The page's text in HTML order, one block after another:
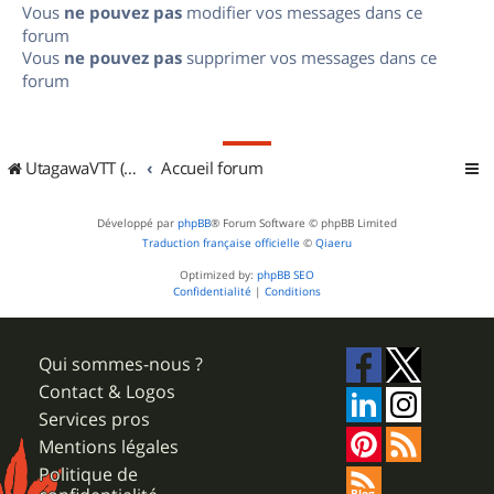
Vous ne pouvez pas modifier vos messages dans ce
forum
Vous ne pouvez pas supprimer vos messages dans ce
forum
UtagawaVTT (Randos VTT et VTTAE avec traces GPS) Accueil forum
Développé par phpBB® Forum Software © phpBB Limited
Traduction française officielle © Qiaeru
Optimized by: phpBB SEO
Confidentialité | Conditions
Qui sommes-nous ?
Contact & Logos
Services pros
Mentions légales
Politique de